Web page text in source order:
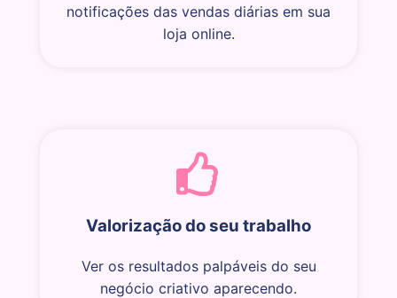
notificações das vendas diárias em sua
loja online.
Valorização do seu trabalho
Ver os resultados palpáveis do seu
negócio criativo aparecendo.